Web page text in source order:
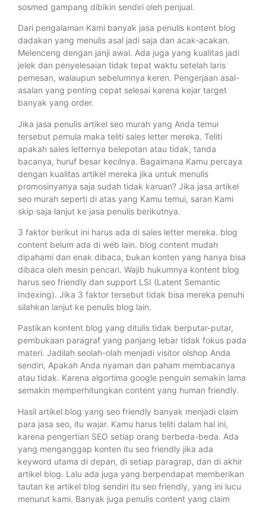
sosmed gampang dibikin sendiri oleh penjual.
Dari pengalaman Kami banyak jasa penulis kontent blog
dadakan yang menulis asal jadi saja dan acak-acakan.
Melenceng dengan janji awal. Ada juga yang kualitas jadi
jelek dan penyelesaian tidak tepat waktu setelah laris
pemesan, walaupun sebelumnya keren. Pengerjaan asal-
asalan yang penting cepat selesai karena kejar target
banyak yang order.
Jika jasa penulis artikel seo murah yang Anda temui
tersebut pemula maka teliti sales letter mereka. Teliti
apakah sales letternya belepotan atau tidak, tanda
bacanya, huruf besar kecilnya. Bagaimana Kamu percaya
dengan kualitas artikel mereka jika untuk menulis
promosinyanya saja sudah tidak karuan? Jika jasa artikel
seo murah seperti di atas yang Kamu temui, saran Kami
skip saja lanjut ke jasa penulis berikutnya.
3 faktor berikut ini harus ada di sales letter mereka. blog
content belum ada di web lain. blog content mudah
dipahami dan enak dibaca, bukan konten yang hanya bisa
dibaca oleh mesin pencari. Wajib hukumnya kontent blog
harus seo friendly dan support LSI (Latent Semantic
Indexing). Jika 3 faktor tersebut tidak bisa mereka penuhi
silahkan lanjut ke penulis blog lain.
Pastikan kontent blog yang ditulis tidak berputar-putar,
pembukaan paragraf yang panjang lebar tidak fokus pada
materi. Jadilah seolah-olah menjadi visitor olshop Anda
sendiri, Apakah Anda nyaman dan paham membacanya
atau tidak. Karena algortima google penguin semakin lama
semakin memperhitungkan content yang human friendly.
Hasil artikel blog yang seo friendly banyak menjadi claim
para jasa seo, itu wajar. Kamu harus teliti dalam hal ini,
karena pengertian SEO setiap orang berbeda-beda. Ada
yang menganggap konten itu seo friendly jika ada
keyword utama di depan, di setiap paragrap, dan di akhir
artikel blog. Lalu ada juga yang berpendapat memberikan
tautan ke artikel blog sendiri itu seo friendly, yang ini lucu
menurut kami. Banyak juga penulis content yang claim